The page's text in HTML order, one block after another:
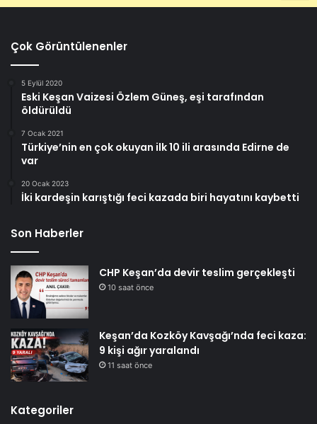
Çok Görüntülenenler
5 Eylül 2020
Eski Keşan Vaizesi Özlem Güneş, eşi tarafından
öldürüldü
7 Ocak 2021
Türkiye’nin en çok okuyan ilk 10 ili arasında Edirne de
var
20 Ocak 2023
İki kardeşin karıştığı feci kazada biri hayatını kaybetti
Son Haberler
CHP Keşan’da devir teslim gerçekleşti
10 saat önce
Keşan’da Kozköy Kavşağı’nda feci kaza:
9 kişi ağır yaralandı
11 saat önce
Kategoriler